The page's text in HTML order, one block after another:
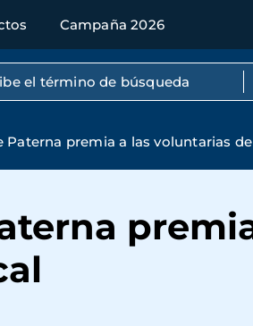
Campaña 2026
por texto completo
Paterna premia a las voluntarias